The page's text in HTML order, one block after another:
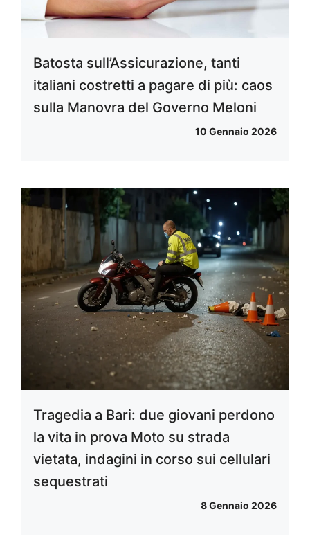
Batosta sull’Assicurazione, tanti
italiani costretti a pagare di più: caos
sulla Manovra del Governo Meloni
10 Gennaio 2026
Tragedia a Bari: due giovani perdono
la vita in prova Moto su strada
vietata, indagini in corso sui cellulari
sequestrati
8 Gennaio 2026